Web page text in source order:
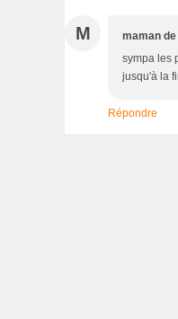
M maman
sympa les
jusqu'à la
Répondre